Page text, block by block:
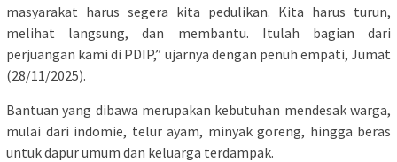
masyarakat harus segera kita pedulikan. Kita harus turun,
melihat langsung, dan membantu. Itulah bagian dari
perjuangan kami di PDIP,” ujarnya dengan penuh empati, Jumat
(28/11/2025).
Bantuan yang dibawa merupakan kebutuhan mendesak warga,
mulai dari indomie, telur ayam, minyak goreng, hingga beras
untuk dapur umum dan keluarga terdampak.